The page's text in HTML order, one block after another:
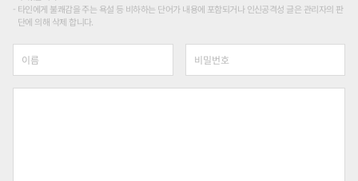
타인에게 불쾌감을 주는 욕설 등 비하하는 단어가 내용에 포함되거나 인신공격성 글은 관리자의 판
단에 의해 삭제 합니다.